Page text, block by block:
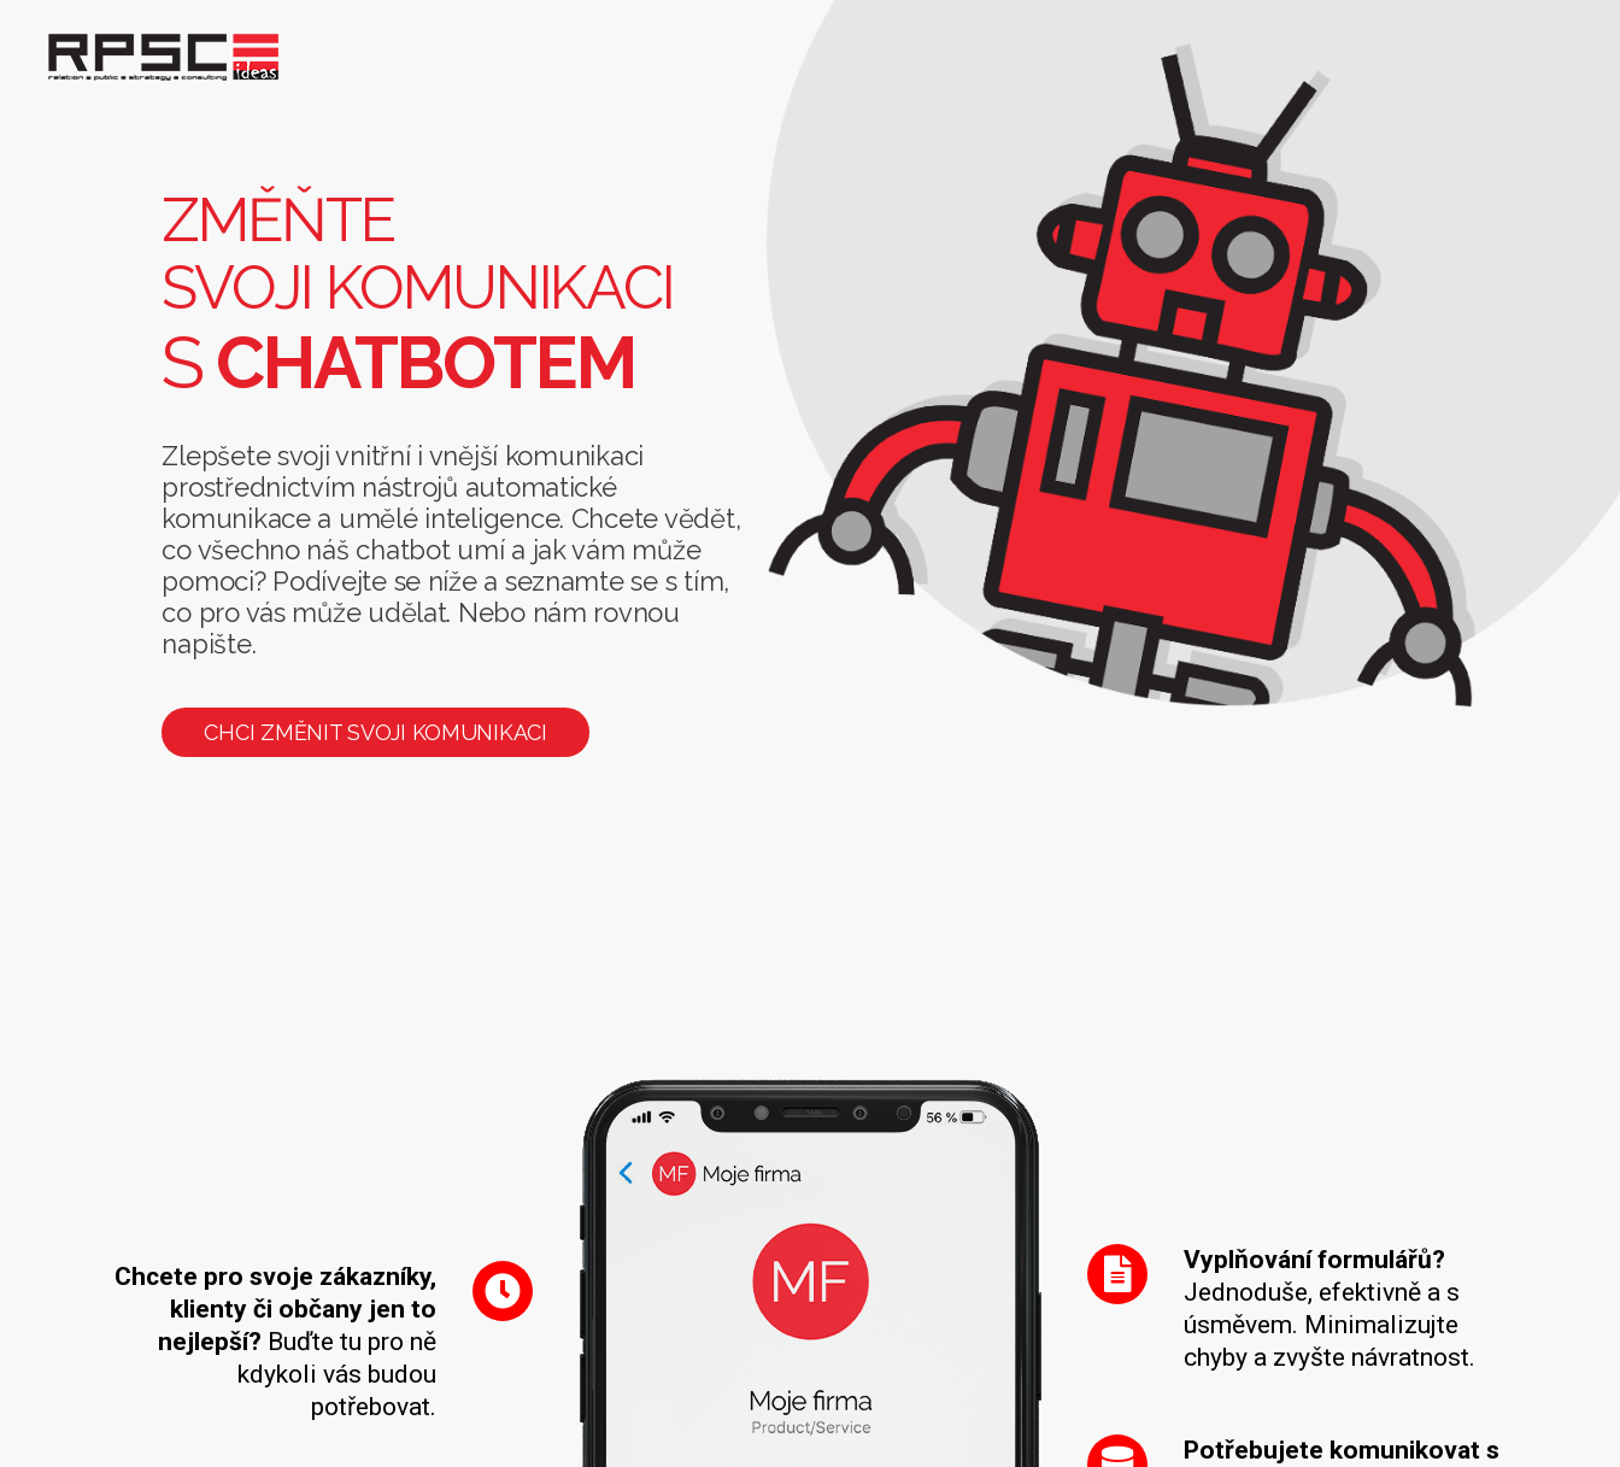
ZMĚŇTE
SVOJI KOMUNIKACI
SCHATBOTEM
Zlepšete svoji vnitřní i vnější komunikaci
prostřednictvím nástrojů automatické
komunikace a umělé inteligence. Chcete vědět,
co všechno náš chatbot umí a jak vám může
pomoci? Podívejte se níže a seznamte se s tím,
co pro vás může udělat. Nebo nám rovnou
napište.
CHCI ZMĚNIT SVOJI KOMUNIKACI
Chcete pro svoje zákazníky,
klienty či občany jen to
nejlepší? Buďte tu pro ně
kdykoli vás budou
potřebovat.
Vyplňování formulářů?
Jednoduše, efektivně a s
úsměvem. Minimalizujte
chyby a zvyšte návratnost.
Potřebujete komunikovat s